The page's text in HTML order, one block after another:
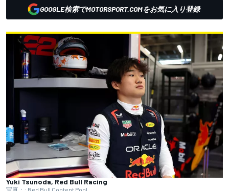
GOOGLE検索でMOTORSPORT.COMをお気に入り登録
Yuki Tsunoda, Red Bull Racing